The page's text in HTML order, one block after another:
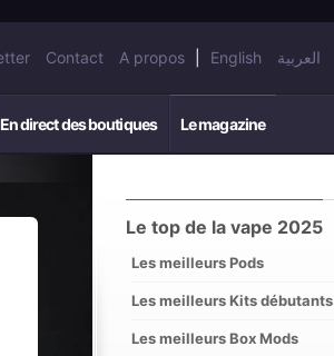
Contact A propos English العربية
En direct des boutiques Le magazine
Le top de la vape 2025
Les meilleurs Pods
Les meilleurs Kits débutants
Les meilleurs Box Mods